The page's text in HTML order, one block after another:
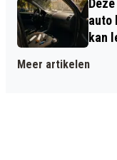
auto
kan
Meer artikelen